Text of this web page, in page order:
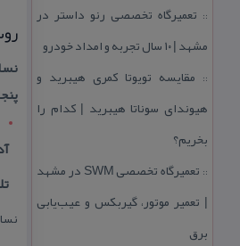
:: تعمیرگاه تخصصی رنو داستر در
مشهد | ۱۰ سال تجربه و امداد خودرو
:: مقایسه تویوتا كمری هیبرید و
هیوندای سوناتا هیبرید | كدام را
بخریم؟
::
تعمیرگاه تخصصی SWM در مشهد
| تعمیر موتور، گیربكس و عیب‌یابی
برق